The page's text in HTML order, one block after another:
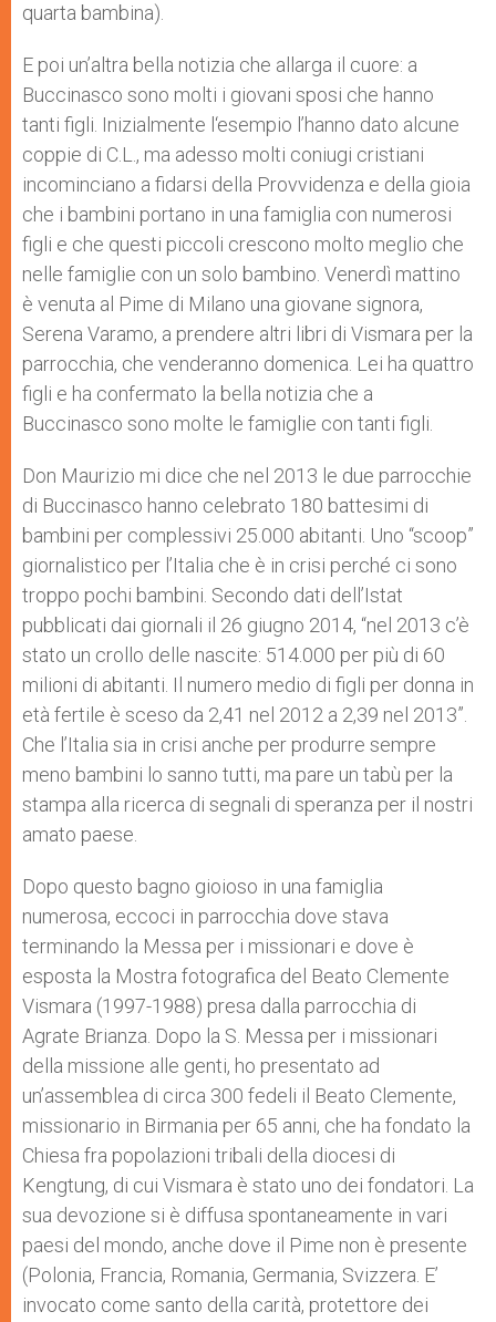
quarta bambina).
E poi un’altra bella notizia che allarga il cuore: a
Buccinasco sono molti i giovani sposi che hanno
tanti figli. Inizialmente l‘esempio l’hanno dato alcune
coppie di C.L., ma adesso molti coniugi cristiani
incominciano a fidarsi della Provvidenza e della gioia
che i bambini portano in una famiglia con numerosi
figli e che questi piccoli crescono molto meglio che
nelle famiglie con un solo bambino. Venerdì mattino
è venuta al Pime di Milano una giovane signora,
Serena Varamo, a prendere altri libri di Vismara per la
parrocchia, che venderanno domenica. Lei ha quattro
figli e ha confermato la bella notizia che a
Buccinasco sono molte le famiglie con tanti figli.
Don Maurizio mi dice che nel 2013 le due parrocchie
di Buccinasco hanno celebrato 180 battesimi di
bambini per complessivi 25.000 abitanti. Uno “scoop”
giornalistico per l’Italia che è in crisi perché ci sono
troppo pochi bambini. Secondo dati dell’Istat
pubblicati dai giornali il 26 giugno 2014, “nel 2013 c’è
stato un crollo delle nascite: 514.000 per più di 60
milioni di abitanti. Il numero medio di figli per donna in
età fertile è sceso da 2,41 nel 2012 a 2,39 nel 2013”.
Che l’Italia sia in crisi anche per produrre sempre
meno bambini lo sanno tutti, ma pare un tabù per la
stampa alla ricerca di segnali di speranza per il nostri
amato paese.
Dopo questo bagno gioioso in una famiglia
numerosa, eccoci in parrocchia dove stava
terminando la Messa per i missionari e dove è
esposta la Mostra fotografica del Beato Clemente
Vismara (1997-1988) presa dalla parrocchia di
Agrate Brianza. Dopo la S. Messa per i missionari
della missione alle genti, ho presentato ad
un’assemblea di circa 300 fedeli il Beato Clemente,
missionario in Birmania per 65 anni, che ha fondato la
Chiesa fra popolazioni tribali della diocesi di
Kengtung, di cui Vismara è stato uno dei fondatori. La
sua devozione si è diffusa spontaneamente in vari
paesi del mondo, anche dove il Pime non è presente
(Polonia, Francia, Romania, Germania, Svizzera. E’
invocato come santo della carità, protettore dei